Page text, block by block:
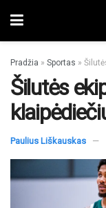
Pradžia » Sportas »
Šilutės
Paulius Liškauskas